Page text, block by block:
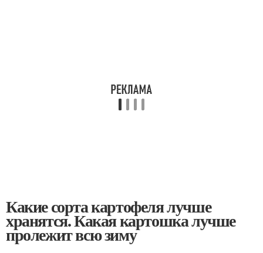
Какие сорта картофеля лучше
хранятся. Какая картошка лучше
пролежит всю зиму